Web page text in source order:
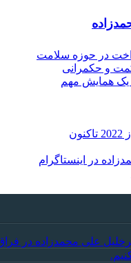
در حوزه سلامت
و حکمرانی
یک همایش مهم
در اینستاگرام
علی محمدزاده در